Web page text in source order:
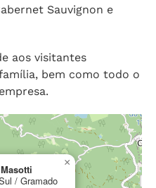
Sauvignon e
aos visitantes
bem como todo o
/ Gramado
×